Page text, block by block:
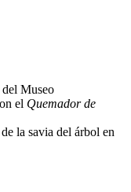
Museo
el Quemador de
la savia del árbol en